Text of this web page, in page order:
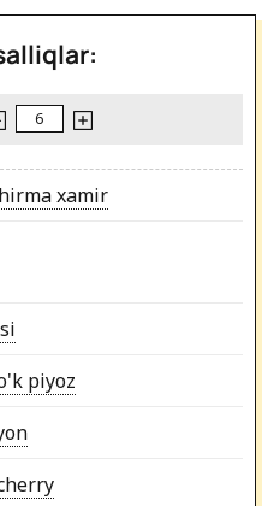
xamir
piyoz